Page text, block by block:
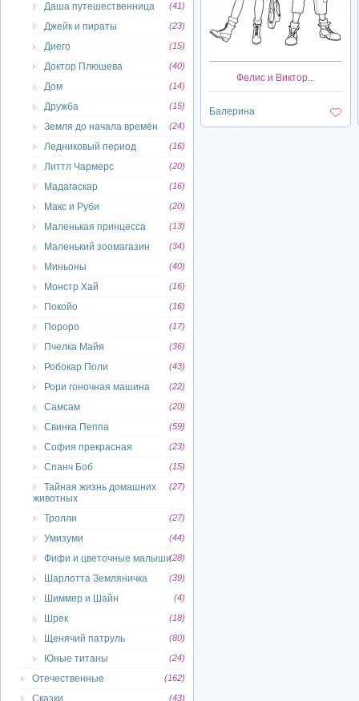
Даша путешественница (41)
Джейк и пираты (23)
Диего (15)
Доктор Плюшева (40)
Дом (14)
Дружба (15)
Земля до начала времён (24)
Ледниковый период (16)
Литтл Чармерс (20)
Мадагаскар (16)
Макс и Руби (20)
Маленькая принцесса (13)
Маленький зоомагазин (34)
Миньоны (40)
Монстр Хай (16)
Покойо (16)
Пороро (17)
Пчелка Майя (36)
Робокар Поли (43)
Рори гоночная машина (22)
Самсам (20)
Свинка Пеппа (59)
София прекрасная (23)
Спанч Боб (15)
Тайная жизнь домашних
животных
(27)
Тролли (27)
Умизуми (44)
Фифи и цветочные малыши(28)
Шарлотта Земляничка (39)
Шиммер и Шайн (4)
Шрек (18)
Щенячий патруль (80)
Юные титаны (24)
Отечественные (162)
Сказки (43)
Фелис и Виктор...
Балерина